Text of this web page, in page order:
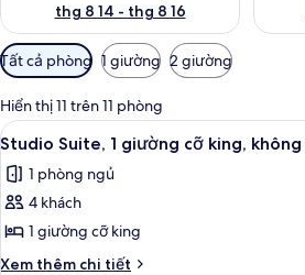
thg 8 14 - thg 8 16
Bộ
lọc
có
thể
dùng
để
lọc
tìm
phòng
Tất cả phòng 1 giường 2 giường
Hiển thị 11 trên 11 phòng
Xem
tất
cả
ảnh
Studio
Suite,
8
Studio Suite, 1 giường cỡ king,
1 phòng ngủ
4 khách
1 giường cỡ king
Xem thêm chi tiết
Chi